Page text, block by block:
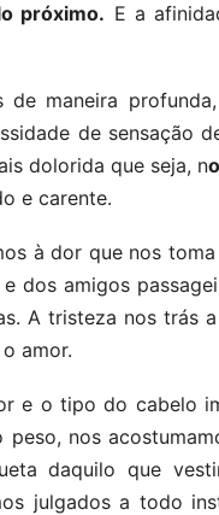
próximo. E a
de maneira
de sensação
dolorida que seja, n
e carente.
à dor que nos
dos amigos
A tristeza nos trás
amor.
e o tipo do cabelo
nos
daquilo que
julgados a todo